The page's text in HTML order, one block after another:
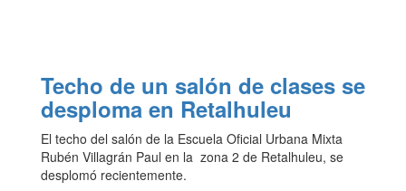
Techo de un salón de clases se
desploma en Retalhuleu
El techo del salón de la Escuela Oficial Urbana Mixta
Rubén Villagrán Paul en la zona 2 de Retalhuleu, se
desplomó recientemente.